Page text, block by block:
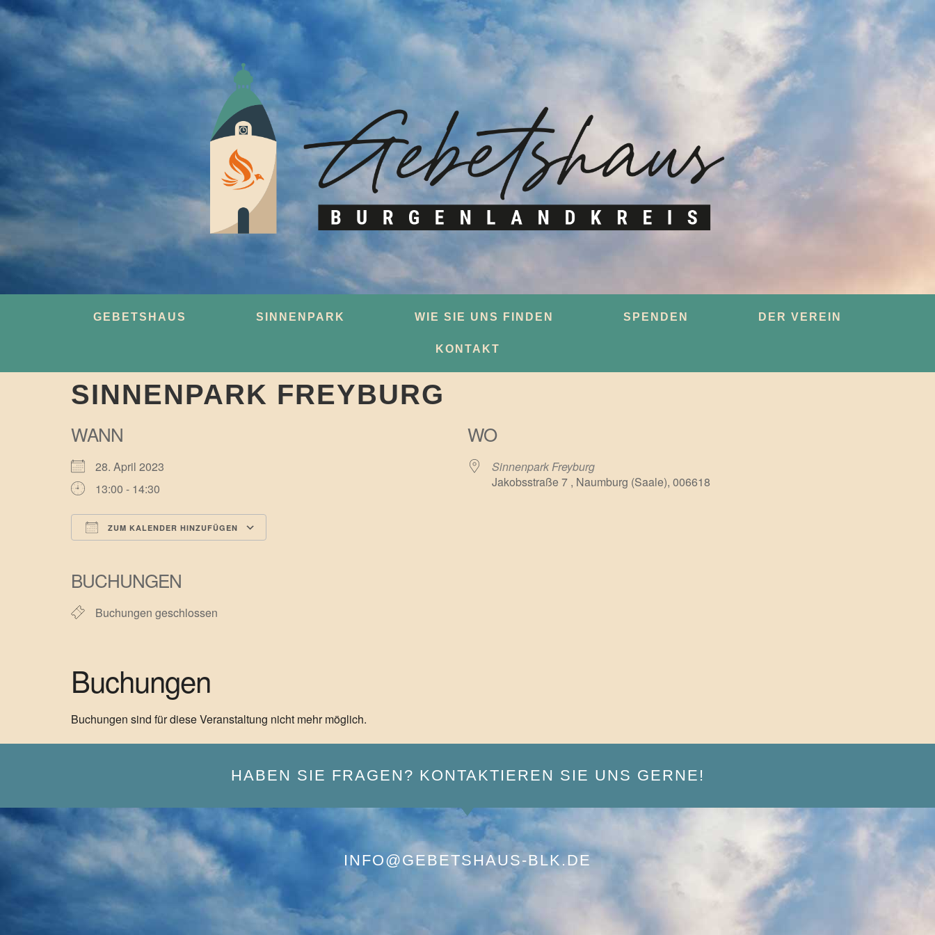
GEBETSHAUS SINNENPARK WIE SIE UNS FINDEN SPENDEN DER VEREIN
KONTAKT
SINNENPARK FREYBURG
WANN
28. April 2023
13:00 - 14:30
ZUM KALENDER HINZUFÜGEN
BUCHUNGEN
Buchungen geschlossen
WO
Sinnenpark Freyburg
Jakobsstraße 7 , Naumburg (Saale), 006618
Buchungen
Buchungen sind für diese Veranstaltung nicht mehr möglich.
HABEN SIE FRAGEN? KONTAKTIEREN SIE UNS GERNE!
INFO@GEBETSHAUS-BLK.DE